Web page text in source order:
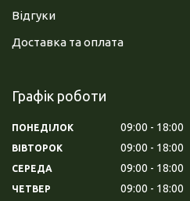
Відгуки
Доставка та оплата
Графік роботи
ПОНЕДІЛОК 09:00 18:00
ВІВТОРОК 09:00 18:00
СЕРЕДА 09:00 18:00
ЧЕТВЕР 09:00 18:00